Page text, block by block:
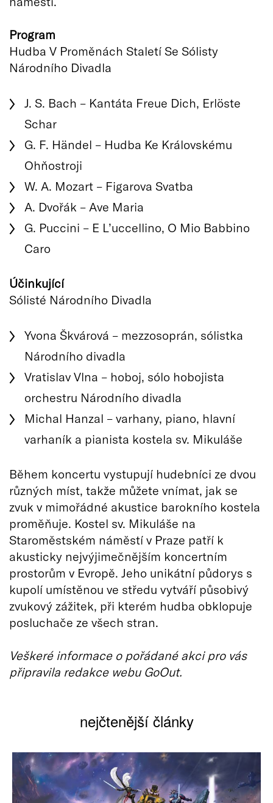
Program
Hudba V Proměnách Staletí Se Sólisty
Národního Divadla
J. S. Bach – Kantáta Freue Dich, Erlöste
Schar
G. F. Händel – Hudba Ke Královskému
Ohňostroji
W. A. Mozart – Figarova Svatba
A. Dvořák – Ave Maria
G. Puccini – E L’uccellino, O Mio Babbino
Caro
Účinkující
Sólisté Národního Divadla
Yvona Škvárová – mezzosoprán, sólistka
Národního divadla
Vratislav Vlna – hoboj, sólo hobojista
orchestru Národního divadla
Michal Hanzal – varhany, piano, hlavní
varhaník a pianista kostela sv. Mikuláše
Během koncertu vystupují hudebníci ze dvou
různých míst, takže můžete vnímat, jak se
zvuk v mimořádné akustice barokního kostela
proměňuje. Kostel sv. Mikuláše na
Staroměstském náměstí v Praze patří k
akusticky nejvýjimečnějším koncertním
prostorům v Evropě. Jeho unikátní půdorys s
kupolí umístěnou ve středu vytváří působivý
zvukový zážitek, při kterém hudba obklopuje
posluchače ze všech stran.
Veškeré informace o pořádané akci pro vás
připravila redakce webu GoOut.
nejčtenější články